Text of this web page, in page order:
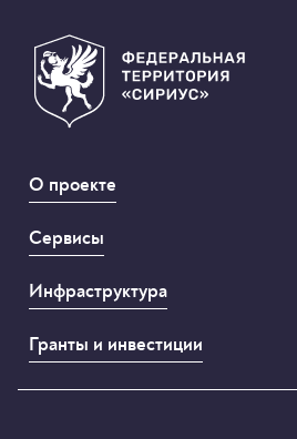
О проекте
Сервисы
Инфраструктура
Гранты и инвестиции